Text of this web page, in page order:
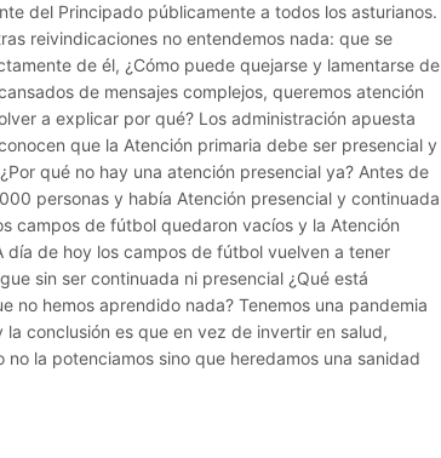
del Principado públicamente a todos los asturianos.
reivindicaciones no entendemos nada: que se
de él, ¿Cómo puede quejarse y lamentarse de
de mensajes complejos, queremos atención
a explicar por qué? Los administración apuesta
que la Atención primaria debe ser presencial y
qué no hay una atención presencial ya? Antes de
personas y había Atención presencial y continuada
campos de fútbol quedaron vacíos y la Atención
de hoy los campos de fútbol vuelven a tener
sin ser continuada ni presencial ¿Qué está
no hemos aprendido nada? Tenemos una pandemia
conclusión es que en vez de invertir en salud,
la potenciamos sino que heredamos una sanidad